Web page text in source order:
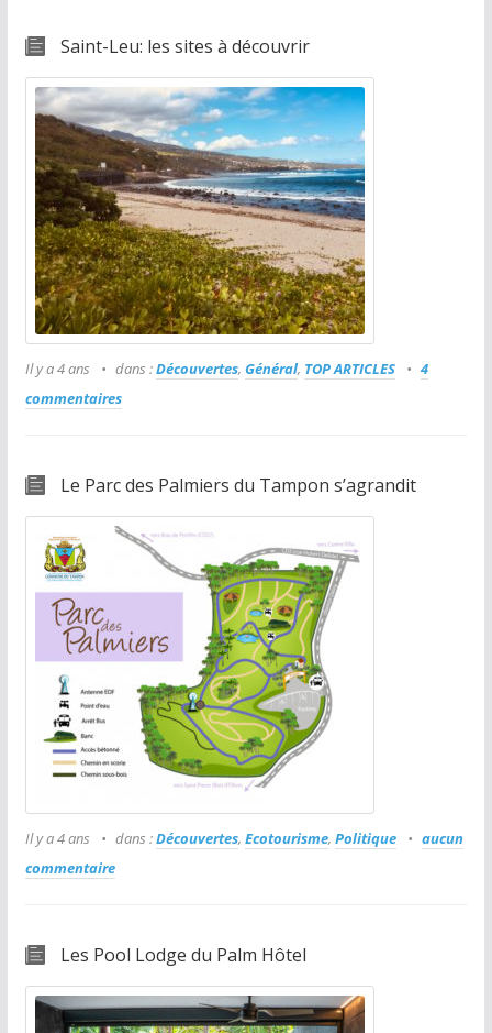
Saint-Leu: les sites à découvrir
Il y a 4 ans dans :Découvertes, Général, TOP ARTICLES
4
commentaires
Le Parc des Palmiers du Tampon s’agrandit
Il y a 4 ans dans :Découvertes, Ecotourisme, Politique
aucun
commentaire
Les Pool Lodge du Palm Hôtel